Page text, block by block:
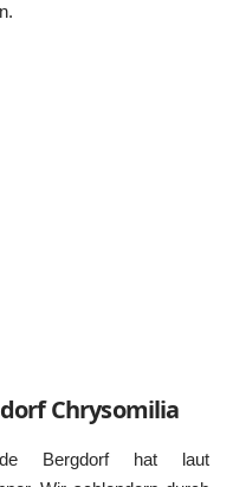
Chrysomilia
Bergdorf hat laut